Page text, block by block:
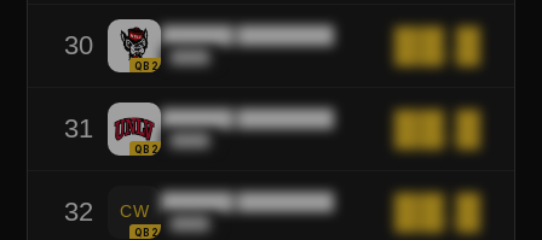
30
QB2
██████ ████████
████
31
QB2
██████ ████████
████
32 CW
QB2
██████ ████████
████